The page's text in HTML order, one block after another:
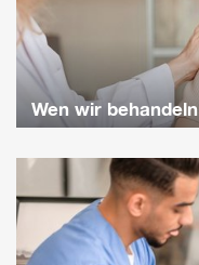
Wen wir behandeln